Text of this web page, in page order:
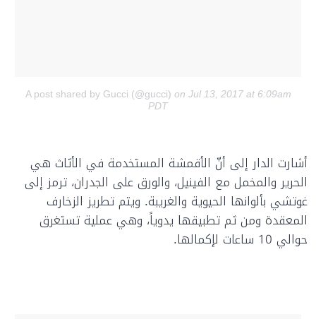
A post shared by Gucci (@gucci) on Jul 13, 2017 at 6:09am
PDT
أشارت الدار إلى أنّ الأقمشة المستخدمة في الأثاث هي
الحرير والمخمل مع الفينيل، والورق على الجدران، ترمز إلى
غوتشي بألوانها الحيوية والغريبة. ويتم تطريز الزخارف
المعقدة ومن ثم تطبيقها يدوياً، وهي عملية تستغرق
حوالي 10 ساعات لإكمالها.